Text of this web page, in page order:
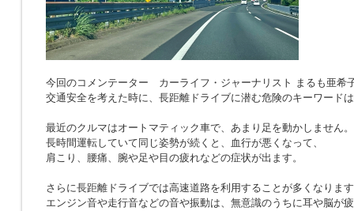
今回のコメンテーター カーライフ・ジャーナリスト まるも亜希
交通安全を考えた時に、長距離ドライブに潜む危険のキーワード
最近のクルマはオートマティック車で、あまり足を動かしません。
長時間運転していて同じ姿勢が続くと、血行が悪くなって、
肩こり、腰痛、腕や足や目の疲れなどの症状が出ます。
さらに長距離ドライブでは高速道路を利用することが多くなりま
エンジン音や走行音などの音や振動は、無意識のうちに耳や脳が